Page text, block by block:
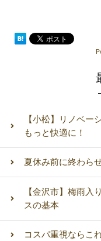
【小松】リノベー
もっと快適に！
夏休み前に終わら
【金沢市】梅雨入
スの基本
コスパ重視ならこ